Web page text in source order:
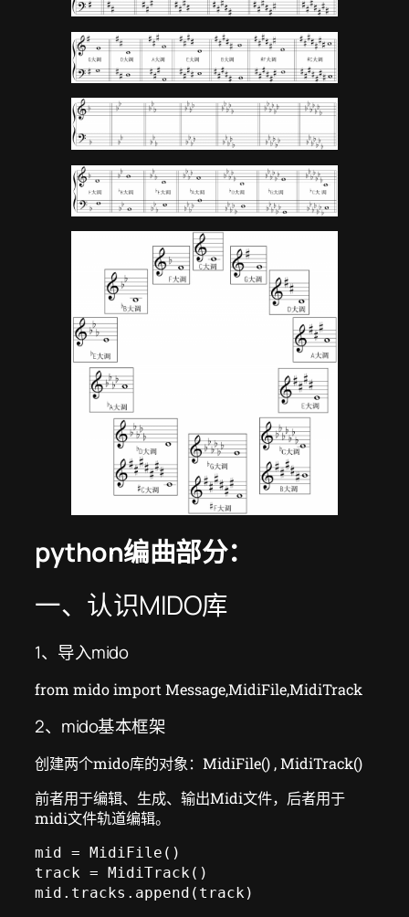
python编曲部分：
一、认识MIDO库
1、导入mido
from mido import Message,MidiFile,MidiTrack
2、mido基本框架
创建两个mido库的对象：MidiFile() , MidiTrack()
前者用于编辑、生成、输出Midi文件，后者用于
midi文件轨道编辑。
mid = MidiFile()
track = MidiTrack()
mid.tracks.append(track)